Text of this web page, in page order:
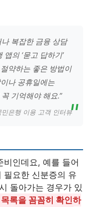
복잡한 금융 상담
의 ‘묻고 답하기’
약하는 좋은 방법이
나 공휴일에는
기억해야 해요.”
은행 이용 고객 인터뷰
인데요, 예를 들어
필요한 신분증의 유
돌아가는 경우가 있
록을 꼼꼼히 확인하